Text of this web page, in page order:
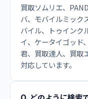
買取ソムリエ、
バ、モバイルミック
バイル、トゥインク
イ、ケータイゴッド
君、買取達人、買取
対応しています。